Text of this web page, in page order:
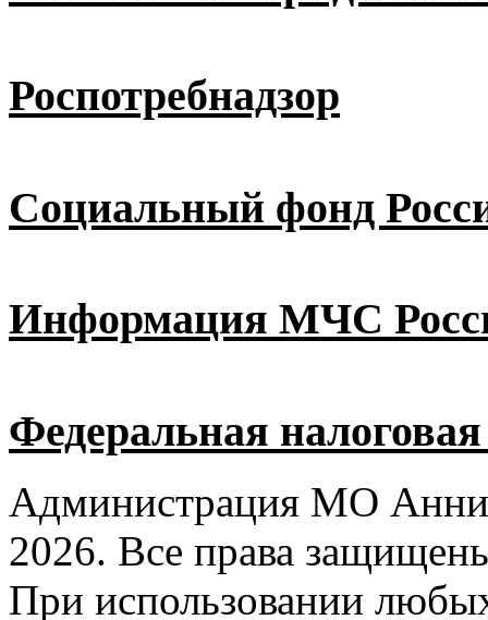
Роспотребнадзор
Социальный фонд
Информация МЧС
Федеральная
Администрация МО
2026. Все права
При использовании